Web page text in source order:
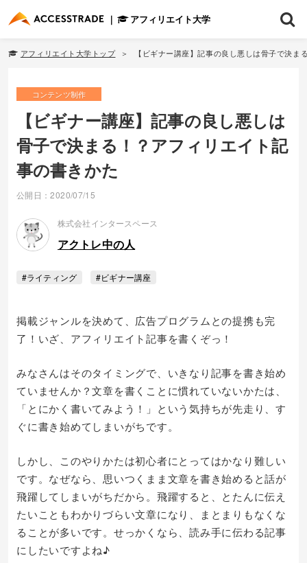
アフィリエイト大学
アフィリエイト大学トップ 【ビギナー講座】記事の良し悪しは骨子で決
コンテンツ制作
【ビギナー講座】記事の良し悪しは
骨子で決まる！？アフィリエイト記
事の書きかた
公開日：2020/07/15
株式会社インタースペース
アクトレ中の人
#ライティング #ビギナー講座
掲載ジャンルを決めて、広告プログラムとの提携も完
了！いざ、アフィリエイト記事を書くぞっ！
みなさんはそのタイミングで、いきなり記事を書き始め
ていませんか？文章を書くことに慣れていないかたは、
「とにかく書いてみよう！」という気持ちが先走り、す
ぐに書き始めてしまいがちです。
しかし、このやりかたは初心者にとってはかなり難しい
です。なぜなら、思いつくまま文章を書き始めると話が
飛躍してしまいがちだから。飛躍すると、とたんに伝え
たいこともわかりづらい文章になり、まとまりもなくな
ることが多いです。せっかくなら、読み手に伝わる記事
にしたいですよね♪